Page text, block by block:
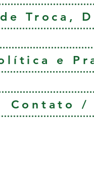
Troca,
e
Contato /